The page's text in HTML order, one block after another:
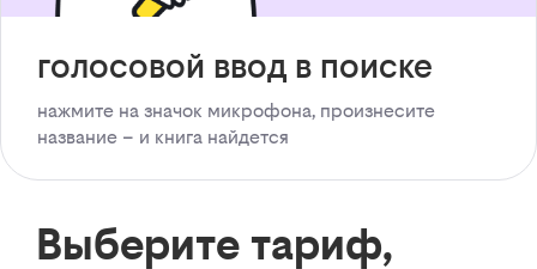
голосовой ввод в поиске
нажмите на значок микрофона, произнесите
название – и книга найдется
Выберите тариф,